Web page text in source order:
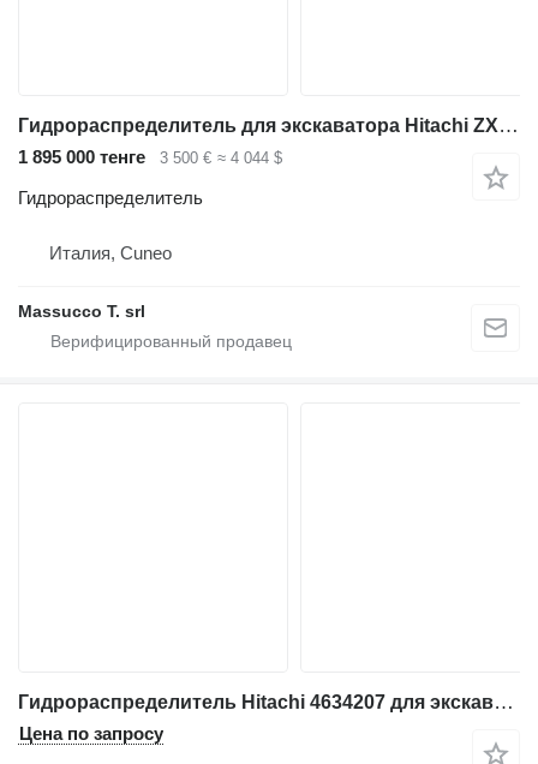
Гидрораспределитель для экскаватора Hitachi ZX135US
1 895 000 тенге 3 500 € ≈ 4 044 $
Гидрораспределитель
Италия, Cuneo
Massucco T. srl
Гидрораспределитель Hitachi 4634207 для экскаватора ZX500-3 ZX520-3 ZX450-3 ZX650-3 ZX850-3 ZX470-3 ZX670-3 ZX870-3 EX1200-6
Цена по запросу